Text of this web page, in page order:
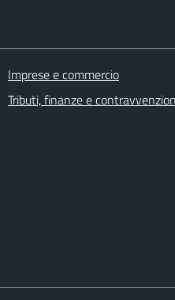
Imprese e commercio
Tributi, finanze e